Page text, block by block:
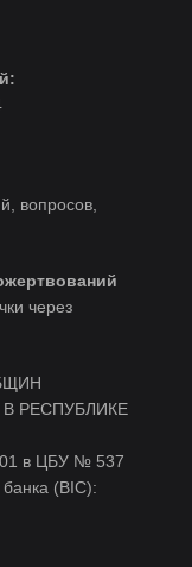
вопросов,
через
РЕСПУБЛИКЕ
в ЦБУ № 537
(BIC):